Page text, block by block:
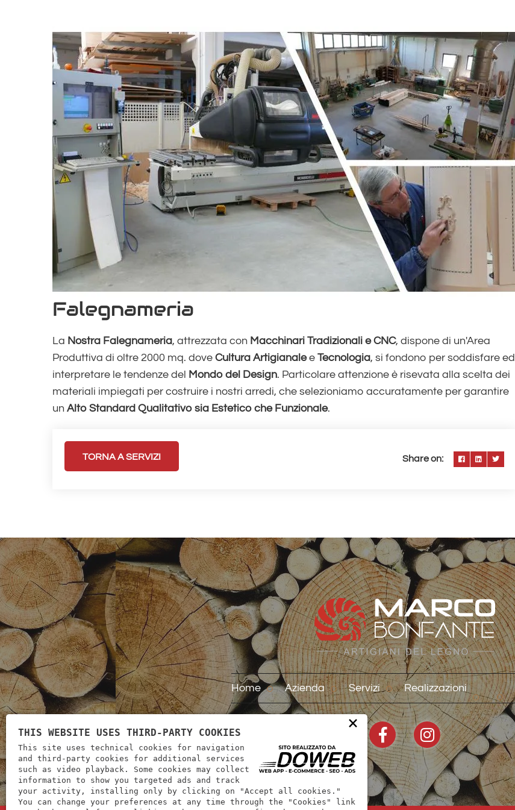
Falegnameria
La Nostra Falegnameria, attrezzata con Macchinari Tradizionali e CNC, dispone di un'Area
Produttiva di oltre 2000 mq. dove Cultura Artigianalee Tecnologia, si fondono per soddisfare ed
interpretare le tendenze del Mondo del Design. Particolare attenzione è risevata alla scelta dei
materiali impiegati per costruire i nostri arredi, che selezioniamo accuratamente per garantire
un Alto Standard Qualitativo sia Estetico che Funzionale.
TORNA A SERVIZI Share on:
Home Azienda Servizi Realizzazioni
×
THIS WEBSITE USES THIRD-PARTY COOKIES
This site uses technical cookies for navigation
and third-party cookies for additional services
such as video playback. Some cookies may collect
information to show you targeted ads and track
your activity, installing only by clicking on "Accept all cookies."
You can change your preferences at any time through the "Cookies" link